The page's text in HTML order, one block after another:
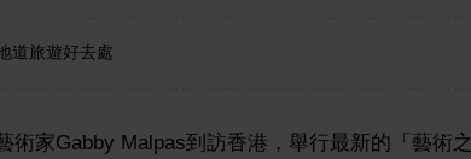
道旅遊好去處
家Gabby Malpas到訪香港，舉行最新的「藝術之